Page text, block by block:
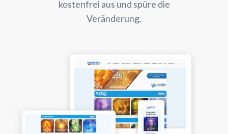
kostenfrei aus und spüre die
Veränderung.